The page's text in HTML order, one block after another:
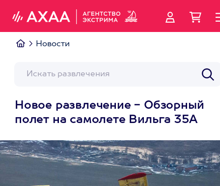
Новости
Новое развлечение - Обзорный
полет на самолете Вильга 35А